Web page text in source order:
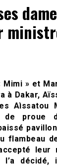
Mimi » et
à Dakar,
Aìssatou
proue
flambeau
leur
l’a